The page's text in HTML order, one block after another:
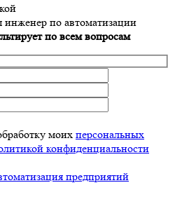
по автоматизации
по всем вопросам
моих персональных
конфиденциальности
предприятий